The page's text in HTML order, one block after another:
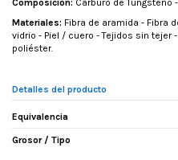
Composición: Carburo de Tungsteno
Materiales: Fibra de aramida - Fibra
vidrio - Piel / cuero - Tejidos sin tejer
poliéster.
Detalles del producto
Equivalencia
Grosor / Tipo